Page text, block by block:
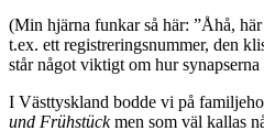
(Min hjärna funkar så här: ”Åhå,
t.ex. ett registreringsnummer, den
står något viktigt om hur
I Västtyskland bodde vi på
und Frühstückmen som väl kallas